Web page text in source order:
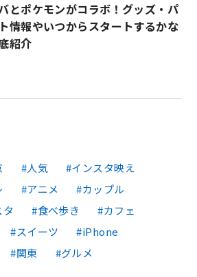
とポケモンがコラボ！グッズ・パ
情報やいつからスタートするかな
紹介
人気
インスタ映え
アニメ
カップル
食べ歩き
カフェ
スイーツ
iPhone
関東 グルメ